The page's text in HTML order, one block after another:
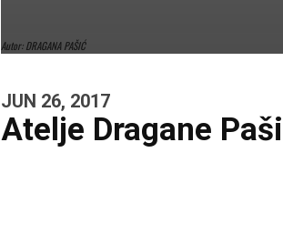
Autor: DRAGANA PAŠIĆ
JUN 26, 2017
Atelje Dragane